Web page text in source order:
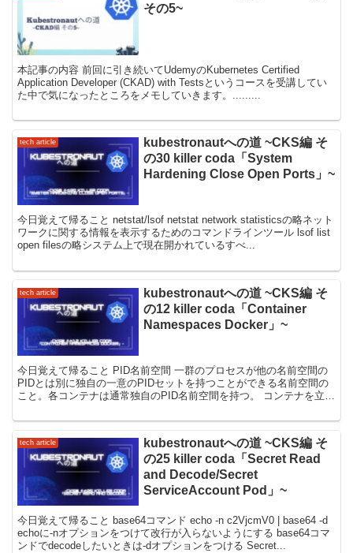
その5~
本記事の内容 前回に引き続いてUdemyのKubernetes Certified
Application Developer (CKAD) with Testsというコースを受講してい
た中で気になったところをメモしていきます。.........
tech article
kubestronautへの道 ~CKS編 そ
の30 killer coda「System
Hardening Close Open Ports」~
今日覚えて帰ること netstat/lsof netstat network statisticsの略ネット
ワークに関する情報を表示するためのコマンドラインツール lsof list
open filesの略システム上で現在開かれているすべ...
tech article
kubestronautへの道 ~CKS編 そ
の12 killer coda「Container
Namespaces Docker」~
今日覚えて帰ること PID名前空間 一群のプロセスが他の名前空間の
PIDとは別に独自の一意のPIDセットを持つことができる名前空間の
こと。各コンテナは通常独自のPID名前空間を持つ。 コンテナを立ち
tech article
kubestronautへの道 ~CKS編 そ
の25 killer coda「Secret Read
and Decode/Secret
ServiceAccount Pod」~
今日覚えて帰ること base64コマンド echo -n c2VjcmV0 | base64 -d
echoに-nオプションをつけて改行が入らないようにする base64コマ
ンドでdecodeしたいときは-dオプションをつける Secret...